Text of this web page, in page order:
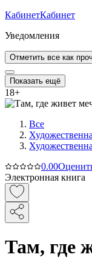
КабинетКабинет
Уведомления
Отметить все как
Показать ещё
18+
Все
0.00
Электронная книга
Там, где